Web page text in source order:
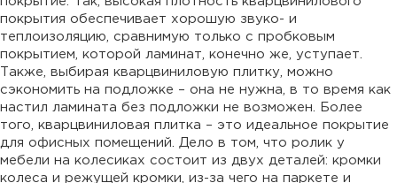
покрытия обеспечивает хорошую звуко- и
теплоизоляцию, сравнимую только с пробковым
покрытием, которой ламинат, конечно же, уступает.
Также, выбирая кварцвиниловую плитку, можно
сэкономить на подложке – она не нужна, в то время как
настил ламината без подложки не возможен. Более
того, кварцвиниловая плитка – это идеальное покрытие
для офисных помещений. Дело в том, что ролик у
мебели на колесиках состоит из двух деталей: кромки
колеса и режущей кромки, из-за чего на паркете и